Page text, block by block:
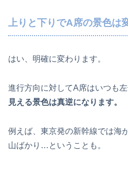
上りと下りでA席の景色は
はい、明確に変わります。
進行方向に対してA席はいつも左
見える景色は真逆になります。
例えば、東京発の新幹線では海
山ばかり…ということも。